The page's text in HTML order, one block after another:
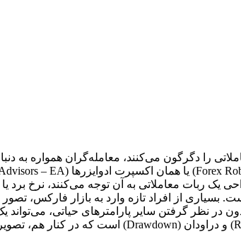
را دگرگون می‌کنند، معامله‌گران همواره به
ربات معاملاتی به آن توجه می‌کنند، نرخ برد
از افراد تازه وارد به بازار فارکس، تصور
در نظر گرفتن سایر پارامترهای حیاتی،